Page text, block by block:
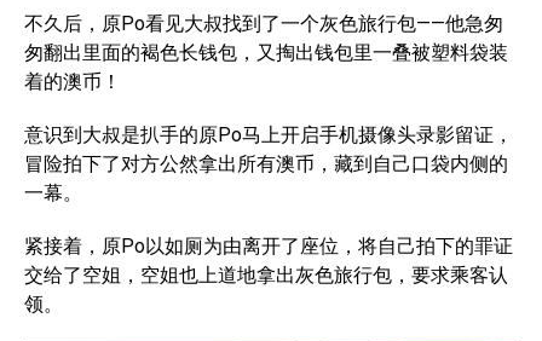
不久后，原Po看见大叔找到了一个灰色旅行包——他急匆
匆翻出里面的褐色长钱包，又掏出钱包里一叠被塑料袋装
着的澳币！
意识到大叔是扒手的原Po马上开启手机摄像头录影留证，
冒险拍下了对方公然拿出所有澳币，藏到自己口袋内侧的
一幕。
紧接着，原Po以如厕为由离开了座位，将自己拍下的罪证
交给了空姐，空姐也上道地拿出灰色旅行包，要求乘客认
领。